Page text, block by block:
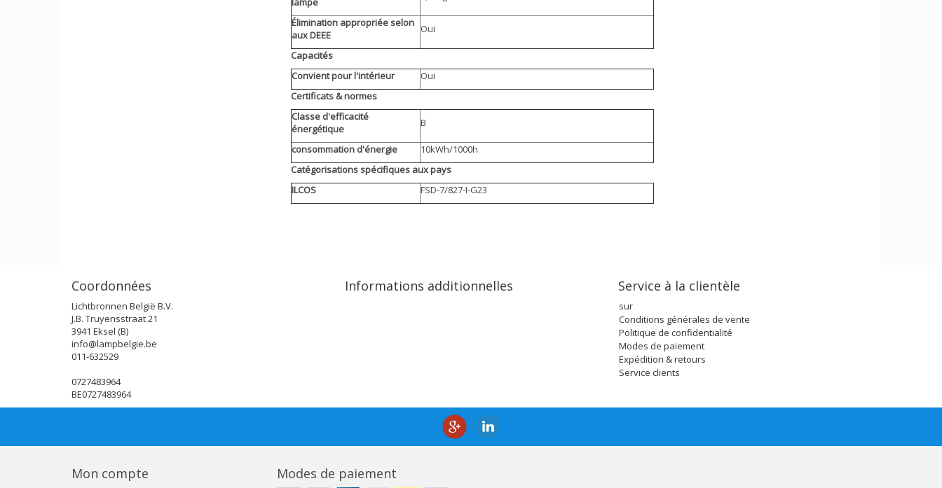
Élimination appropriée selon
aux DEEE
Oui
Capacités
Convient pour l'intérieur
Oui
Certificats & normes
Classe d'efficacité
énergétique
B
consommation d'énergie
10kWh/1000h
Catégorisations spécifiques aux pays
ILCOS
FSD-7/827-I-G23
Coordonnées
Lichtbronnen België B.V.
J.B. Truyensstraat 21
3941 Eksel (B)
info@lampbelgie.be
011-632529
0727483964
BE0727483964
Informations additionnelles Service à la clientèle
sur
Conditions générales de vente
Politique de confidentialité
Modes de paiement
Expédition & retours
Service clients
Mon compte Modes de paiement